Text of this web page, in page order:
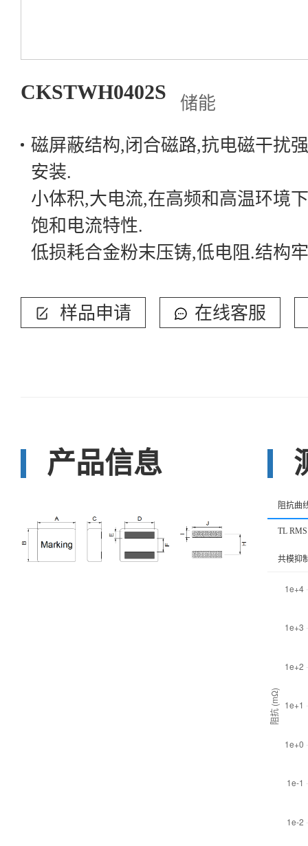
产品选型
CKSTWH0402S
储能
磁屏蔽结构,闭合磁路,抗电磁干扰
安装.
小体积,大电流,在高频和高温环境
饱和电流特性.
低损耗合金粉末压铸,低电阻.结构
样品申请 在线客服
产品信息
阻抗曲
TL RMS
共模抑